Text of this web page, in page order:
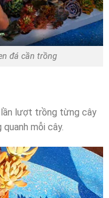
đá cần trồng
lần lượt trồng từng cây
mỗi cây.